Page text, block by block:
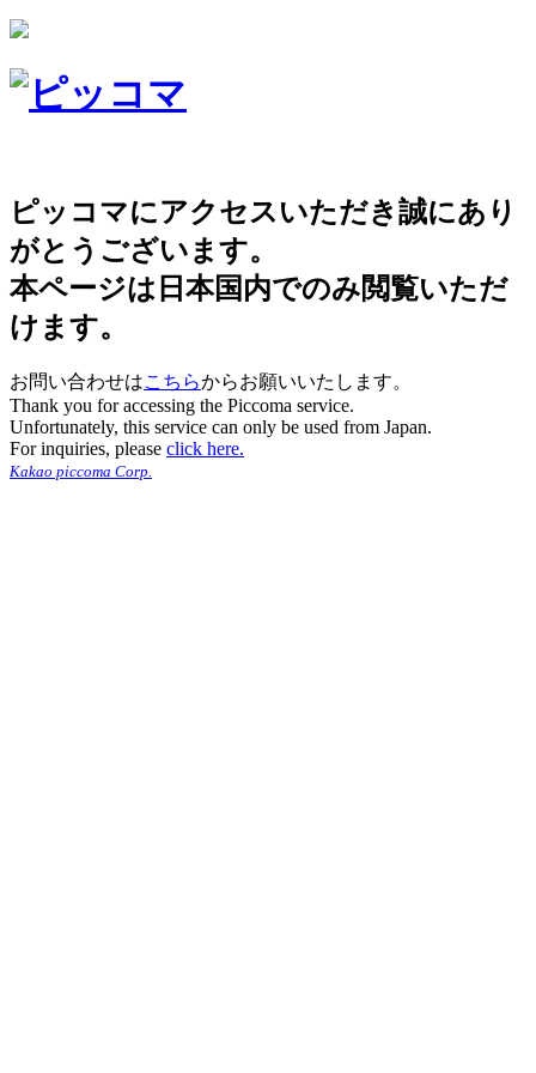
ピッコマにアクセスいただき誠にあり
がとうございます。
本ページは日本国内でのみ閲覧いただ
けます。
お問い合わせはこちらからお願いいたします。
Thank you for accessing the Piccoma service.
Unfortunately, this service can only be used from Japan.
For inquiries, please click here.
Kakao piccoma Corp.